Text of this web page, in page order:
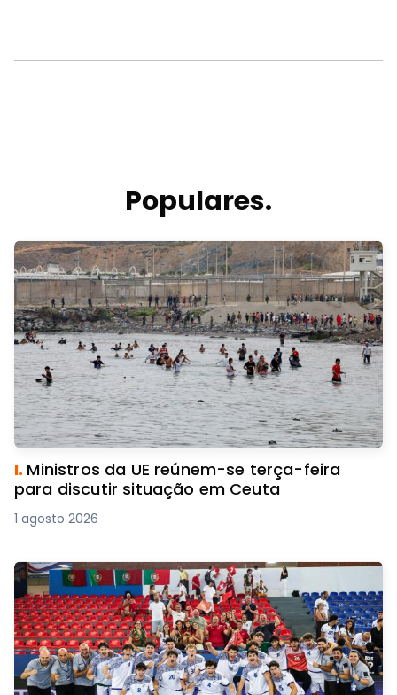
Populares.
I. Ministros da UE reúnem-se terça-feira
para discutir situação em Ceuta
1 agosto 2026